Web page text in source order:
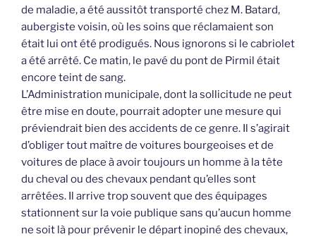
de maladie, a été aussitôt transporté chez M. Batard,
aubergiste voisin, où les soins que réclamaient son
était lui ont été prodigués. Nous ignorons si le cabriolet
a été arrêté. Ce matin, le pavé du pont de Pirmil était
encore teint de sang.
L’Administration municipale, dont la sollicitude ne peut
être mise en doute, pourrait adopter une mesure qui
préviendrait bien des accidents de ce genre. Il s’agirait
d’obliger tout maître de voitures bourgeoises et de
voitures de place à avoir toujours un homme à la tête
du cheval ou des chevaux pendant qu’elles sont
arrêtées. Il arrive trop souvent que des équipages
stationnent sur la voie publique sans qu’aucun homme
ne soit là pour prévenir le départ inopiné des chevaux,